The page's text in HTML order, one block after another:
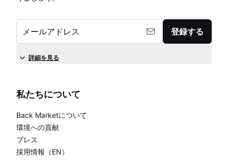
メールアドレス 登録する
詳細を見る
私たちについて
Back Marketについて
環境への貢献
プレス
採用情報（EN）